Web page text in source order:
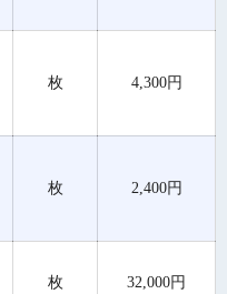
枚 4,300円
枚 2,400円
枚 32,000円